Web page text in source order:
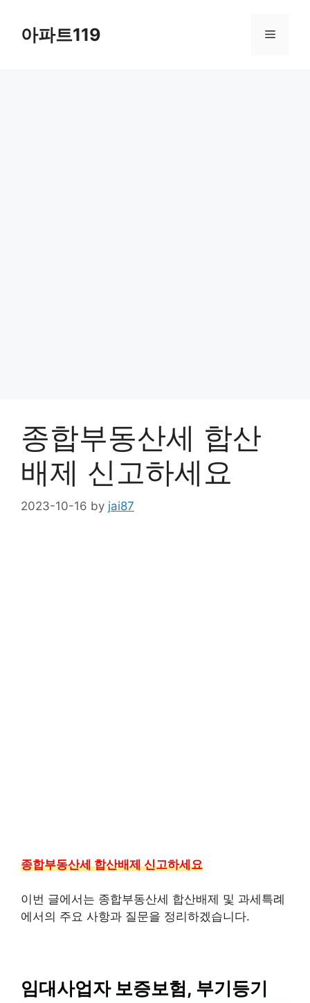
content아파트119 Menu
종합부동산세 합산
배제 신고하세요
2023-10-16 by jai87
종합부동산세 합산배제 신고하세요
이번 글에서는 종합부동산세 합산배제 및 과세특례
에서의 주요 사항과 질문을 정리하겠습니다.
임대사업자 보증보험, 부기등기